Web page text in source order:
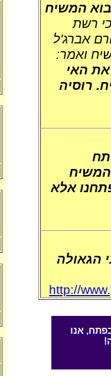
המשיח
רשת
אברג'ל
ואמר:
את האי
רוסיה
המשיח
אלא
הגאולה
http://
אנו